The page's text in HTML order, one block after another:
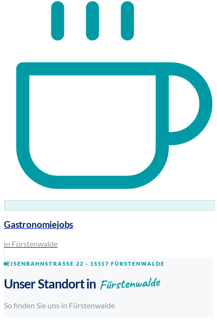
Gastronomiejobs
in Fürstenwalde
EISENBAHNSTRASSE 22 · 15517 FÜRSTENWALDE
Unser Standort in Fürstenwalde
So finden Sie uns in Fürstenwalde